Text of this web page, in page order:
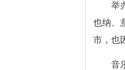
举办
也纳、
市，也
音乐